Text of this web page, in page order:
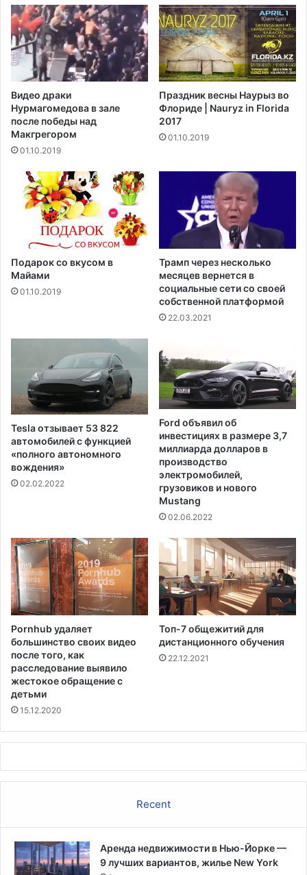
с
я
ц
п
т
и
з
1
п
е
р
в
ж
е
н
щ
и
к
е
н
о
-
м
о
р
с
а
к
а
д
е
м
и
и
С
Ш
А
Видео драки
Нурмагомедова в зале
после победы над
Макгрегором‍
01.10.2019
Праздник весны Наурыз во
Флориде | Nauryz in Florida
2017
01.10.2019
Подарок со вкусом в
Майами
01.10.2019
Трамп через несколько
месяцев вернется в
социальные сети со своей
собственной платформой
22.03.2021
Tesla отзывает 53 822
автомобилей с функцией
«полного автономного
вождения»
02.02.2022
Ford объявил об
инвестициях в размере 3,7
миллиарда долларов в
производство
электромобилей,
грузовиков и нового
Mustang
02.06.2022
Pornhub удаляет
большинство своих видео
после того, как
расследование выявило
жестокое обращение с
детьми
15.12.2020
Топ-7 общежитий для
дистанционного обучения
22.12.2021
Recent
Аренда недвижимости в Нью-Йорке —
9 лучших вариантов, жилье New York